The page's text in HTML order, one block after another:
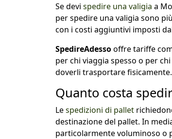
Se devi spedire una valigia a
per spedire una valigia sono
con i costi aggiuntivi imposti
SpedireAdessooffre tariffe
per chi viaggia spesso o per
doverli trasportare fisicamente.
Quanto costa
Lespedizioni di pallet
destinazione del pallet. In
particolarmente voluminoso o